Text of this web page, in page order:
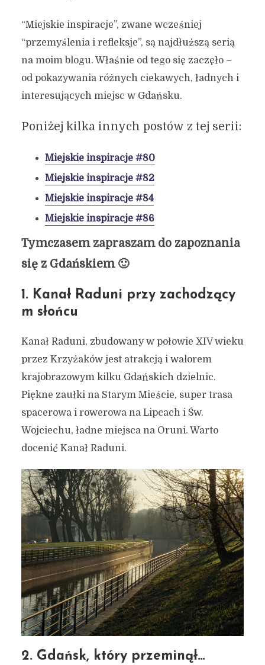
“Miejskie inspiracje”, zwane wcześniej
“przemyślenia i refleksje”, są najdłuższą serią
na moim blogu. Właśnie od tego się zaczęło –
od pokazywania różnych ciekawych, ładnych i
interesujących miejsc w Gdańsku.
Poniżej kilka innych postów z tej serii:
Miejskie inspiracje #80
Miejskie inspiracje #82
Miejskie inspiracje #84
Miejskie inspiracje #86
Tymczasem zapraszam do zapoznania
się z Gdańskiem 🙂
1. Kanał Raduni przy zachodzący
m słońcu
Kanał Raduni, zbudowany w połowie XIV wieku
przez Krzyżaków jest atrakcją i walorem
krajobrazowym kilku Gdańskich dzielnic.
Piękne zaułki na Starym Mieście, super trasa
spacerowa i rowerowa na Lipcach i Św.
Wojciechu, ładne miejsca na Oruni. Warto
docenić Kanał Raduni.
2. Gdańsk, który przeminął…